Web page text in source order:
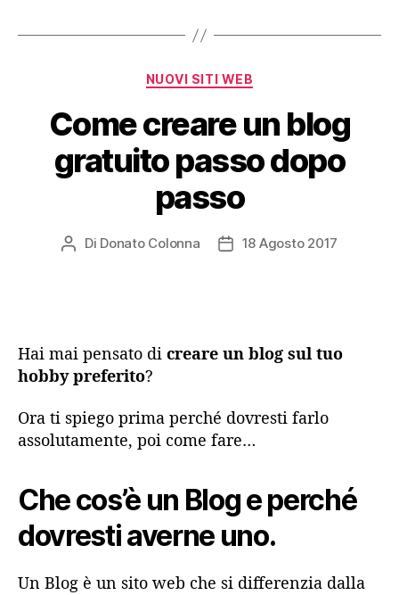
Categorie
NUOVI SITI WEB
Come creare un blog
gratuito passo dopo
passo
Autore
Di Donato Colonna
Data18 Agosto 2017
Hai mai pensato di creare un blog sul tuo
hobby preferito?
Ora ti spiego prima perché dovresti farlo
assolutamente, poi come fare…
Che cos’è un Blog e perché
dovresti averne uno.
Un Blog è un sito web che si differenzia dalla